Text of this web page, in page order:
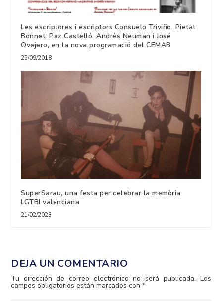
Les escriptores i escriptors Consuelo Triviño, Pietat
Bonnet, Paz Castelló, Andrés Neuman i José
Ovejero, en la nova programació del CEMAB
25/09/2018
SuperSarau, una festa per celebrar la memòria
LGTBI valenciana
21/02/2023
DEJA UN COMENTARIO
Tu dirección de correo electrónico no será publicada. Los
campos obligatorios están marcados con*